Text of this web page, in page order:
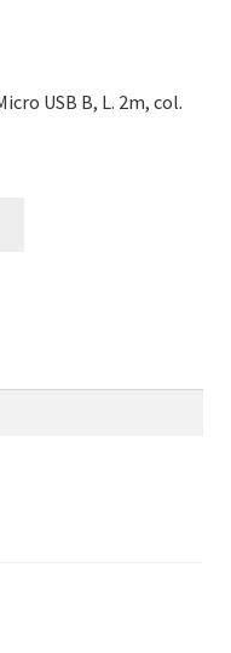
USB B, L. 2m, col.